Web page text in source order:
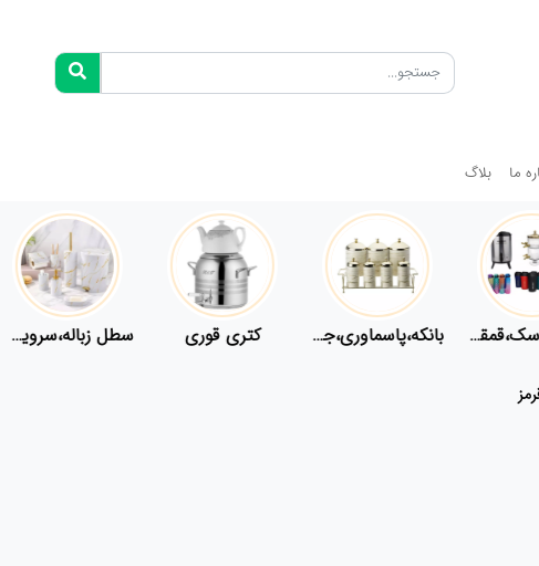
ما بلاگ
کلمن،فلاسک،قمقمه بانکه،پاسماوری،جا ادویه کتری قوری سطل زباله،سرویس بهداشتی،حمام